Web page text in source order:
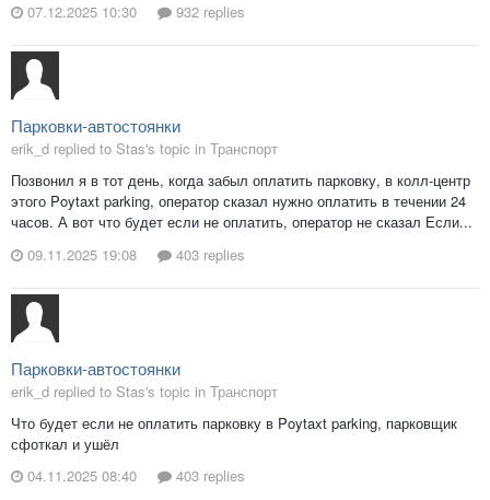
07.12.2025 10:30
932 replies
Парковки-автостоянки
erik_d replied to Stas's topic in Транспорт
Позвонил я в тот день, когда забыл оплатить парковку, в колл-центр
этого Poytaxt parking, оператор сказал нужно оплатить в течении 24
часов. А вот что будет если не оплатить, оператор не сказал Если...
09.11.2025 19:08
403 replies
Парковки-автостоянки
erik_d replied to Stas's topic in Транспорт
Что будет если не оплатить парковку в Poytaxt parking, парковщик
сфоткал и ушёл
04.11.2025 08:40
403 replies